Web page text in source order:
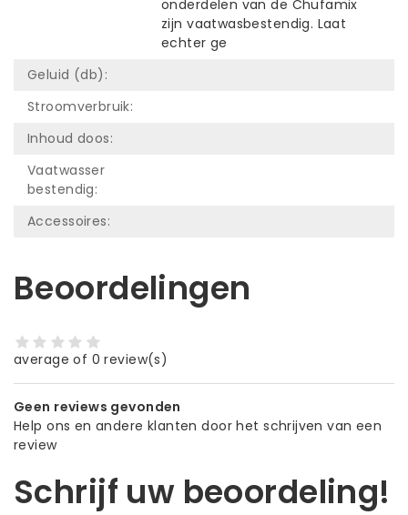
onderdelen van de Chufamix
zijn vaatwasbestendig. Laat
echter ge
Geluid (db):
Stroomverbruik:
Inhoud doos:
Vaatwasser
bestendig:
Accessoires:
Beoordelingen
average of 0 review(s)
Geen reviews gevonden
Help ons en andere klanten door het schrijven van een
review
Schrijf uw beoordeling!